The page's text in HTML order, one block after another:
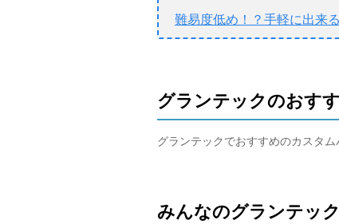
難易度低め！？手軽に出来
グランテックのおす
グランテックでおすすめのカスタ
みんなのグランテッ